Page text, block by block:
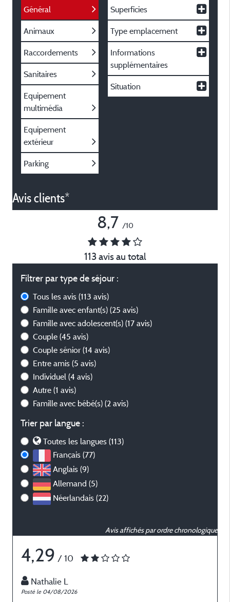
Général
Animaux
Raccordements
Sanitaires
Equipement
multimédia
Equipement
extérieur
Parking
Superficies
Type emplacement
Informations
supplémentaires
Situation
Avis clients*
8,7 /10
113 avis au total
Filtrer par type de séjour :
Tous les avis (113 avis)
Famille avec enfant(s) (25 avis)
Famille avec adolescent(s) (17 avis)
Couple (45 avis)
Couple sénior (14 avis)
Entre amis (5 avis)
Individuel (4 avis)
Autre (1 avis)
Famille avec bébé(s) (2 avis)
Trier par langue :
Toutes les langues (113)
Français (77)
Anglais (9)
Allemand (5)
Néerlandais (22)
Avis affichés par ordre chronologique
4,29 / 10
Nathalie L
Posté le 04/08/2026